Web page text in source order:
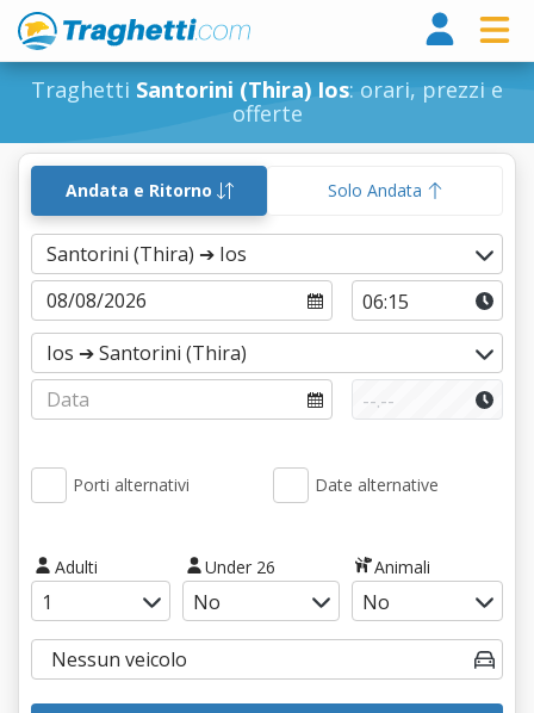
Traghetti Santorini (Thira) Ios: orari, prezzi e
offerte
Andata e Ritorno Solo Andata
Porti alternativi Date alternative
Adulti Under 26 Animali